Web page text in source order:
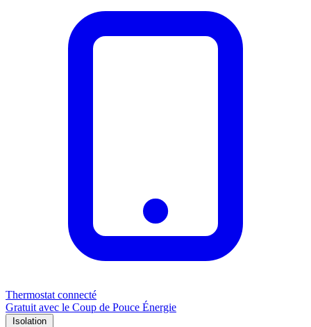
Thermostat connecté
Gratuit avec le Coup de Pouce Énergie